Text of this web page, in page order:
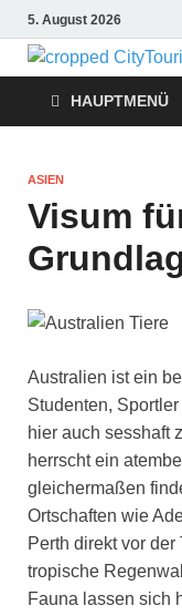
5. August 2026
HAUPTMENÜ
ASIEN
Visum
Australien ist ein
Studenten,
hier auch sesshaft
herrscht ein
gleichermaßen
Ortschaften wie
Perth direkt vor
tropische
Fauna lassen sich